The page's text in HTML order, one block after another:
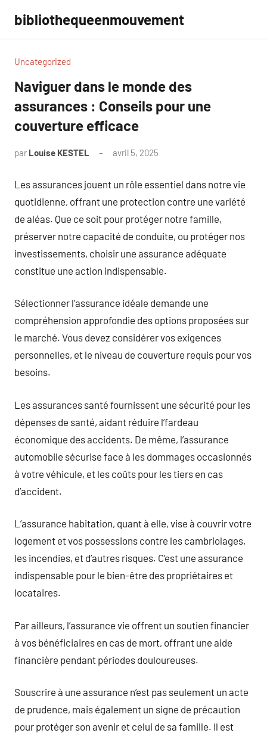
contenu
bibliothequeenmouvement
Uncategorized
Naviguer dans le monde des
assurances : Conseils pour une
couverture efficace
par Louise KESTEL avril 5, 2025
Les assurances jouent un rôle essentiel dans notre vie
quotidienne, offrant une protection contre une variété
de aléas. Que ce soit pour protéger notre famille,
préserver notre capacité de conduite, ou protéger nos
investissements, choisir une assurance adéquate
constitue une action indispensable.
Sélectionner l’assurance idéale demande une
compréhension approfondie des options proposées sur
le marché. Vous devez considérer vos exigences
personnelles, et le niveau de couverture requis pour vos
besoins.
Les assurances santé fournissent une sécurité pour les
dépenses de santé, aidant réduire l’fardeau
économique des accidents. De même, l’assurance
automobile sécurise face à les dommages occasionnés
à votre véhicule, et les coûts pour les tiers en cas
d’accident.
L’assurance habitation, quant à elle, vise à couvrir votre
logement et vos possessions contre les cambriolages,
les incendies, et d’autres risques. C’est une assurance
indispensable pour le bien-être des propriétaires et
locataires.
Par ailleurs, l’assurance vie offrent un soutien financier
à vos bénéficiaires en cas de mort, offrant une aide
financière pendant périodes douloureuses.
Souscrire à une assurance n’est pas seulement un acte
de prudence, mais également un signe de précaution
pour protéger son avenir et celui de sa famille. Il est